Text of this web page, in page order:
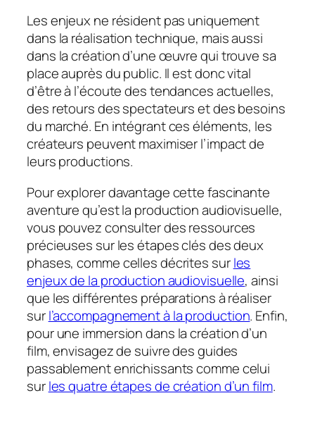
Les enjeux ne résident pas uniquement
dans la réalisation technique, mais aussi
dans la création d’une œuvre qui trouve sa
place auprès du public. Il est donc vital
d’être à l’écoute des tendances actuelles,
des retours des spectateurs et des besoins
du marché. En intégrant ces éléments, les
créateurs peuvent maximiser l’impact de
leurs productions.
Pour explorer davantage cette fascinante
aventure qu’est la production audiovisuelle,
vous pouvez consulter des ressources
précieuses sur les étapes clés des deux
phases, comme celles décrites surles
enjeux de la production audiovisuelle, ainsi
que les différentes préparations à réaliser
surl’accompagnement à la production. Enfin,
pour une immersion dans la création d’un
film, envisagez de suivre des guides
passablement enrichissants comme celui
surles quatre étapes de création d’un film.